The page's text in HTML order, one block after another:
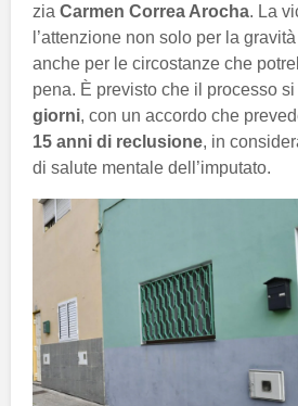
zia Carmen Correa Arocha. La
l’attenzione non solo per la
anche per le circostanze che
pena. È previsto che il processo
giorni, con un accordo che
15 anni di reclusione, in
di salute mentale dell’imputato.